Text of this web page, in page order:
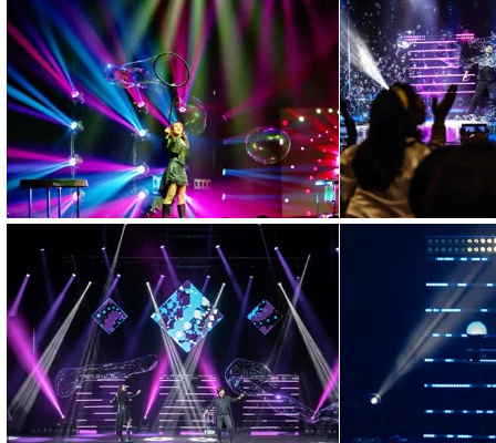
valutare impatto, qualità
18 aprile 2026
Artista di bolle di
Un artista di bolle di
per teatri, festival ed
16 aprile 2026
Spettacolo di
Come scegliere uno
scenico e valore per
14 aprile 2026